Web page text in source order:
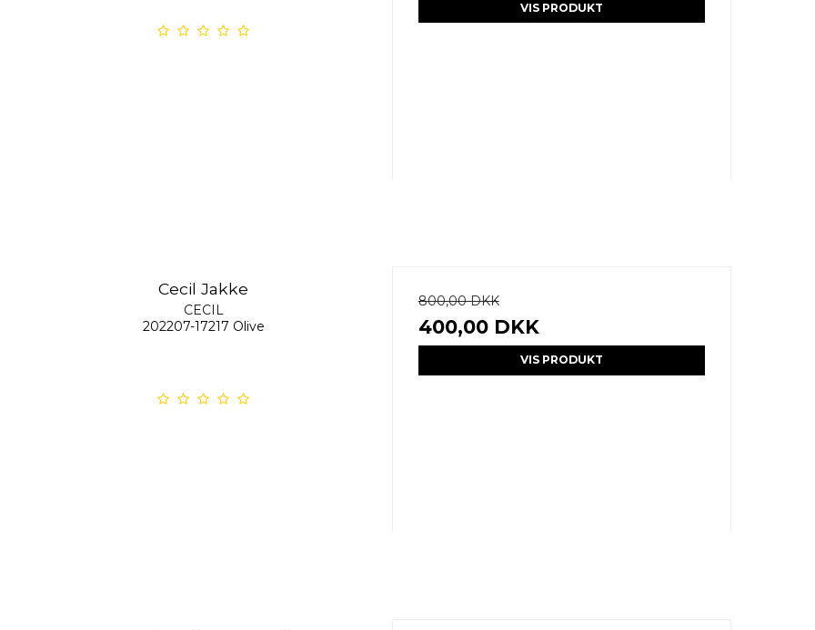
VIS PRODUKT
Cecil Jakke
CECIL
202207-17217 Olive
800,00 DKK
400,00 DKK
VIS PRODUKT